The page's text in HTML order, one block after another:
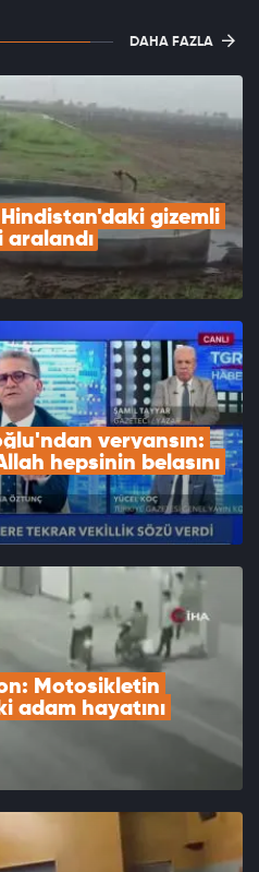
DAHA FAZLA
gizemli
aralandı
veryansın:
hepsinin belasını
Motosikletin
adam hayatını